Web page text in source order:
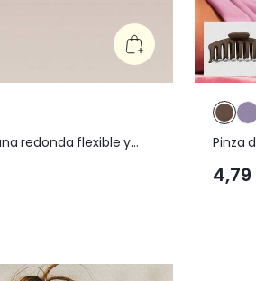
redonda flexible y
estudio, gimnasio,
uso diario activo
Pinza
4,79